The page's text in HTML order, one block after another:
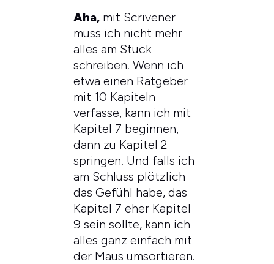
Aha, mit Scrivener
muss ich nicht mehr
alles am Stück
schreiben. Wenn ich
etwa einen Ratgeber
mit 10 Kapiteln
verfasse, kann ich mit
Kapitel 7 beginnen,
dann zu Kapitel 2
springen. Und falls ich
am Schluss plötzlich
das Gefühl habe, das
Kapitel 7 eher Kapitel
9 sein sollte, kann ich
alles ganz einfach mit
der Maus umsortieren.